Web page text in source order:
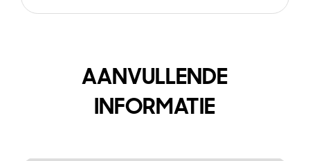
AANVULLENDE
INFORMATIE